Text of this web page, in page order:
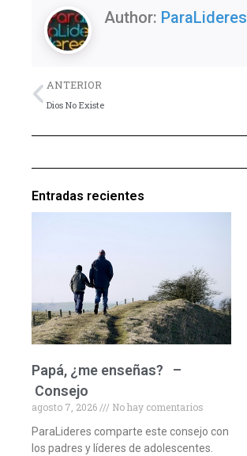
Author: ParaLideres
Previo
ANTERIOR
Dios No Existe
Entradas recientes
Papá, ¿me enseñas? –
Consejo
agosto 7, 2026
No hay comentarios
ParaLideres comparte este consejo con
los padres y líderes de adolescentes.